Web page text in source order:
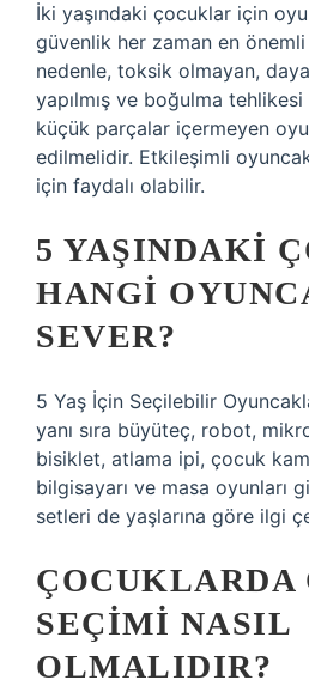
İki yaşındaki çocuklar için
güvenlik her zaman en önemli
nedenle, toksik olmayan,
yapılmış ve boğulma
küçük parçalar içermeyen
edilmelidir. Etkileşimli
için faydalı olabilir.
5 YAŞINDAKI
HANGI
SEVER?
5 Yaş İçin Seçilebilir
yanı sıra büyüteç, robot,
bisiklet, atlama ipi, çocuk
bilgisayarı ve masa oyunları
setleri de yaşlarına göre ilgi
ÇOCUKLARDA
SEÇIMI NASIL
OLMALIDIR?